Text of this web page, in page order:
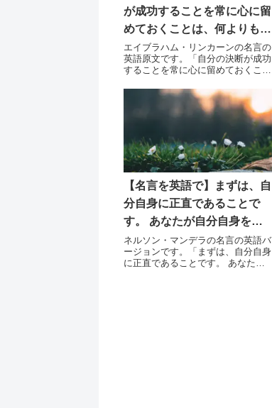
が成功することを常に心に留
めておくことは、何よりも重
要である。
エイブラハム・リンカーンの名言の
英語原文です。「自分の決断が成功
することを常に心に留めておくこと
【名言を英語で】まずは、自
分自身に正直であることで
す。 あなたが自分自身を変
えなければ、あなたは社会に
影響を及ぼすことはできませ
ネルソン・マンデラの名言の英語バ
ージョンです。「まずは、自分自身
に正直であることです。 あなたが